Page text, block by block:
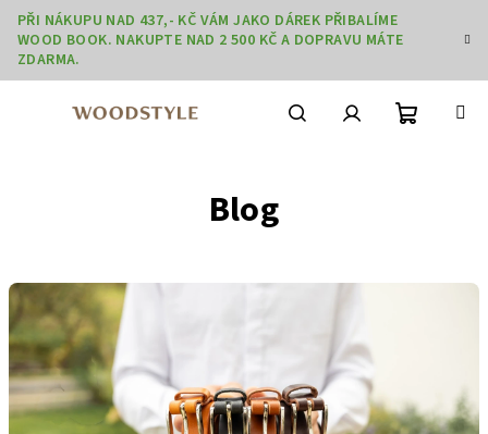
Přejít
obsah
PŘI NÁKUPU NAD 437,- KČ VÁM JAKO DÁREK PŘIBALÍME
WOOD BOOK. NAKUPTE NAD 2 500 KČ A DOPRAVU MÁTE
ZDARMA.
Blog
ý
p
i
s
č